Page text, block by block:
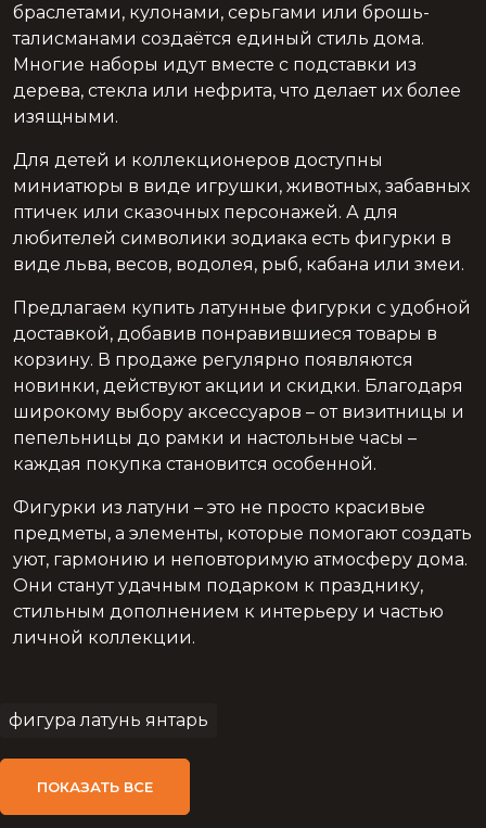
браслетами, кулонами, серьгами или брошь-
талисманами создаётся единый стиль дома.
Многие наборы идут вместе с подставки из
дерева, стекла или нефрита, что делает их более
изящными.
Для детей и коллекционеров доступны
миниатюры в виде игрушки, животных, забавных
птичек или сказочных персонажей. А для
любителей символики зодиака есть фигурки в
виде льва, весов, водолея, рыб, кабана или змеи.
Предлагаем купить латунные фигурки с удобной
доставкой, добавив понравившиеся товары в
корзину. В продаже регулярно появляются
новинки, действуют акции и скидки. Благодаря
широкому выбору аксессуаров – от визитницы и
пепельницы до рамки и настольные часы –
каждая покупка становится особенной.
Фигурки из латуни – это не просто красивые
предметы, а элементы, которые помогают создать
уют, гармонию и неповторимую атмосферу дома.
Они станут удачным подарком к празднику,
стильным дополнением к интерьеру и частью
личной коллекции.
фигура латунь янтарь
фигурка колокольчик латунь янтарь
латунь литье
ПОКАЗАТЬ ВСЕ